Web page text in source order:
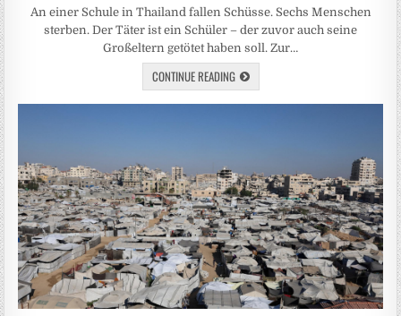
An einer Schule in Thailand fallen Schüsse. Sechs Menschen
sterben. Der Täter ist ein Schüler – der zuvor auch seine
Großeltern getötet haben soll. Zur…
CONTINUE READING